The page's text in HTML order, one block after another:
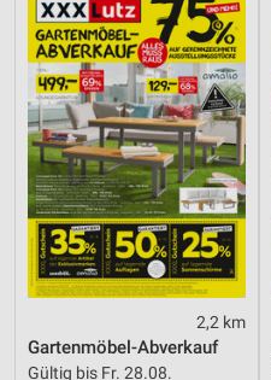
2,2 km
Gartenmöbel-Abverkauf
Gültig bis Fr. 28.08.